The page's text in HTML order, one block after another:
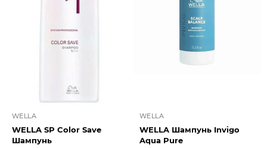
WELLA
WELLA SP Color Save
Шампунь
WELLA
WELLA Шампунь Invigo
Aqua Pure